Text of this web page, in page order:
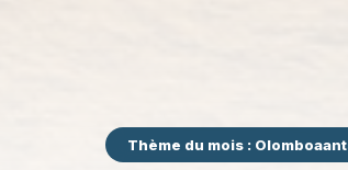
Thème du mois :